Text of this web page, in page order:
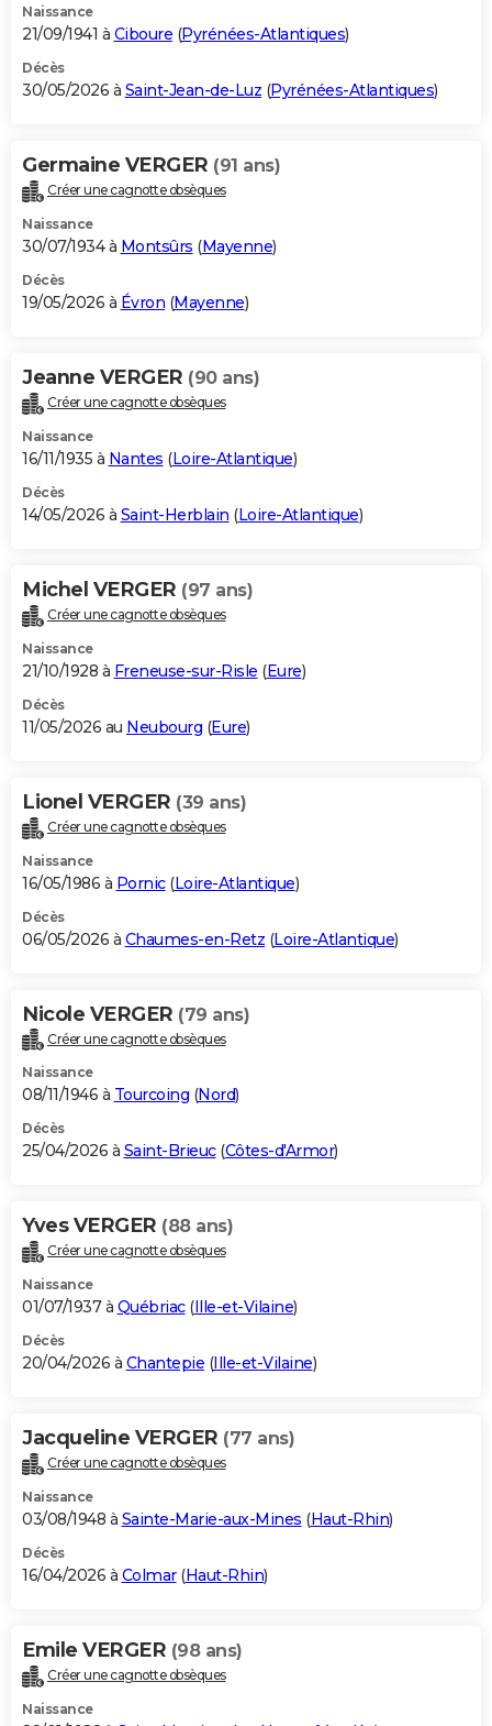
Naissance
21/09/1941 à Ciboure (Pyrénées-Atlantiques)
Décès
30/05/2026 à Saint-Jean-de-Luz (Pyrénées-Atlantiques)
Germaine VERGER (91 ans)
Créer une cagnotte obsèques
Naissance
30/07/1934 à Montsûrs (Mayenne)
Décès
19/05/2026 à Évron (Mayenne)
Jeanne VERGER (90 ans)
Créer une cagnotte obsèques
Naissance
16/11/1935 à Nantes (Loire-Atlantique)
Décès
14/05/2026 à Saint-Herblain (Loire-Atlantique)
Michel VERGER (97 ans)
Créer une cagnotte obsèques
Naissance
21/10/1928 à Freneuse-sur-Risle (Eure)
Décès
11/05/2026 au Neubourg (Eure)
Lionel VERGER (39 ans)
Créer une cagnotte obsèques
Naissance
16/05/1986 à Pornic(Loire-Atlantique)
Décès
06/05/2026 à Chaumes-en-Retz (Loire-Atlantique)
Nicole VERGER (79 ans)
Créer une cagnotte obsèques
Naissance
08/11/1946 à Tourcoing (Nord)
Décès
25/04/2026 à Saint-Brieuc(Côtes-d'Armor)
Yves VERGER (88 ans)
Créer une cagnotte obsèques
Naissance
01/07/1937 à Québriac(Ille-et-Vilaine)
Décès
20/04/2026 à Chantepie (Ille-et-Vilaine)
Jacqueline VERGER (77 ans)
Créer une cagnotte obsèques
Naissance
03/08/1948 à Sainte-Marie-aux-Mines (Haut-Rhin)
Décès
16/04/2026 à Colmar(Haut-Rhin)
Emile VERGER (98 ans)
Créer une cagnotte obsèques
Naissance